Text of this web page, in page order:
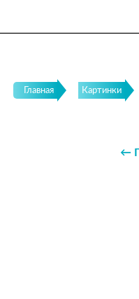
Главная Картинки
←